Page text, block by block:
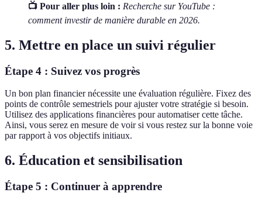
📺 Pour aller plus loin : Recherche sur YouTube :
comment investir de manière durable en 2026.
5. Mettre en place un suivi régulier
Étape 4 : Suivez vos progrès
Un bon plan financier nécessite une évaluation régulière. Fixez des
points de contrôle semestriels pour ajuster votre stratégie si besoin.
Utilisez des applications financières pour automatiser cette tâche.
Ainsi, vous serez en mesure de voir si vous restez sur la bonne voie
par rapport à vos objectifs initiaux.
6. Éducation et sensibilisation
Étape 5 : Continuer à apprendre